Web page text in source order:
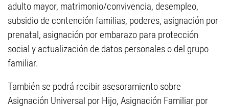
adulto mayor, matrimonio/convivencia, desempleo,
subsidio de contención familias, poderes, asignación por
prenatal, asignación por embarazo para protección
social y actualización de datos personales o del grupo
familiar.
También se podrá recibir asesoramiento sobre
Asignación Universal por Hijo, Asignación Familiar por